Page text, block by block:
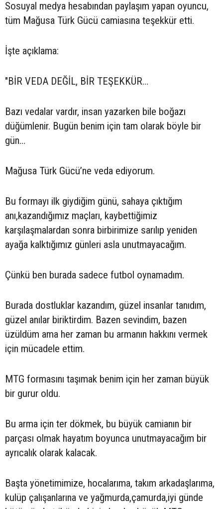
Sosuyal medya hesabından paylaşım yapan oyuncu,
tüm Mağusa Türk Gücü camiasına teşekkür etti.
İşte açıklama:
"BİR VEDA DEĞİL, BİR TEŞEKKÜR…
Bazı vedalar vardır, insan yazarken bile boğazı
düğümlenir. Bugün benim için tam olarak böyle bir
gün…
Mağusa Türk Gücü’ne veda ediyorum.
Bu formayı ilk giydiğim günü, sahaya çıktığım
anı,kazandığımız maçları, kaybettiğimiz
karşılaşmalardan sonra birbirimize sarılıp yeniden
ayağa kalktığımız günleri asla unutmayacağım.
Çünkü ben burada sadece futbol oynamadım.
Burada dostluklar kazandım, güzel insanlar tanıdım,
güzel anılar biriktirdim. Bazen sevindim, bazen
üzüldüm ama her zaman bu armanın hakkını vermek
için mücadele ettim.
MTG formasını taşımak benim için her zaman büyük
bir gurur oldu.
Bu arma için ter dökmek, bu büyük camianın bir
parçası olmak hayatım boyunca unutmayacağım bir
ayrıcalık olarak kalacak.
Başta yönetimimize, hocalarıma, takım arkadaşlarıma,
kulüp çalışanlarına ve yağmurda,çamurda,iyi günde